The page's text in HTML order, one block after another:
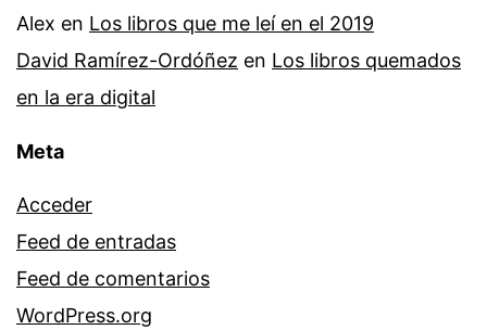
Alex en Los libros que me leí en el 2019
David Ramírez-Ordóñez en Los libros quemados
en la era digital
Meta
Acceder
Feed de entradas
Feed de comentarios
WordPress.org